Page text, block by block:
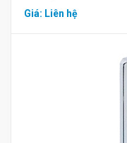
Giá: Liên hệ